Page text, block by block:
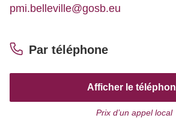
Par téléphone
Afficher le
Prix d’un appel local
pmi.belleville@gosb.eu